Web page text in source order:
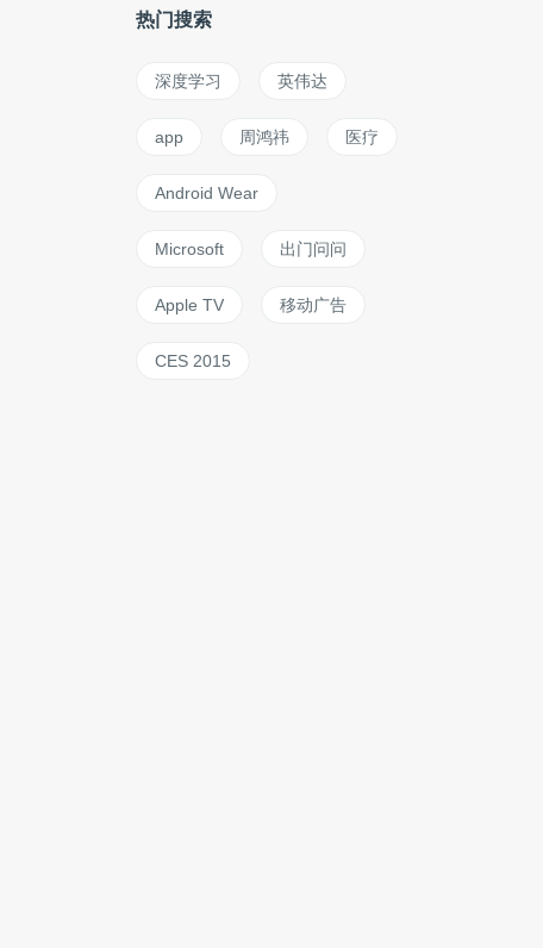
热门搜索
深度学习 英伟达
app 周鸿祎 医疗
Android Wear
Microsoft 出门问问
Apple TV 移动广告
CES 2015